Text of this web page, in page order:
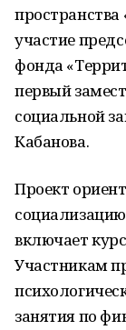
участие
фонда
первый
социальной
Кабанова.
Проект
включает
Участникам
занятия по